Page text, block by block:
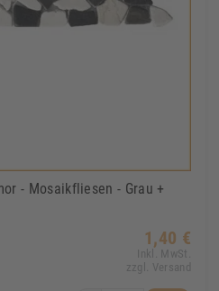
- Mosaikfliesen - Grau +
1,40 €
Inkl. MwSt.
zzgl. Versand